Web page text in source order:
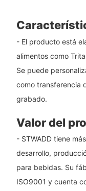
- El producto está
alimentos como
Se puede
como transferencia
grabado.
Valor del
- STWADD tiene
desarrollo,
para bebidas. Su
ISO9001 y cuenta